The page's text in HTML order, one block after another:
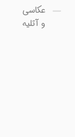
عکاسی
و آتلیه